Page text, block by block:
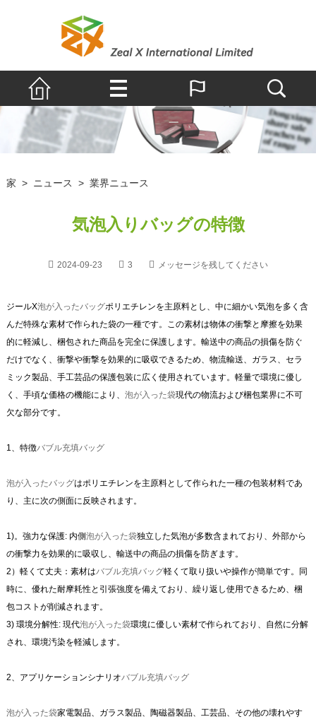
家 > ニュース > 業界ニュース
気泡入りバッグの特徴
2024-09-23 3 メッセージを残してください
ジールX泡が入ったバッグポリエチレンを主原料とし、中に細かい気泡を多く含
んだ特殊な素材で作られた袋の一種です。この素材は物体の衝撃と摩擦を効果
的に軽減し、梱包された商品を完全に保護します。輸送中の商品の損傷を防ぐ
だけでなく、衝撃や衝撃を効果的に吸収できるため、物流輸送、ガラス、セラ
ミック製品、手工芸品の保護包装に広く使用されています。軽量で環境に優し
く、手頃な価格の機能により、 泡が入った袋現代の物流および梱包業界に不可
欠な部分です。
1、特徴バブル充填バッグ
泡が入ったバッグはポリエチレンを主原料として作られた一種の包装材料であ
り、主に次の側面に反映されます。
1)。強力な保護: 内側泡が入った袋独立した気泡が多数含まれており、外部から
の衝撃力を効果的に吸収し、輸送中の商品の損傷を防ぎます。
2）軽くて丈夫：素材はバブル充填バッグ軽くて取り扱いや操作が簡単です。同
時に、優れた耐摩耗性と引張強度を備えており、繰り返し使用できるため、梱
包コストが削減されます。
3) 環境分解性: 現代泡が入った袋環境に優しい素材で作られており、自然に分解
され、環境汚染を軽減します。
2、アプリケーションシナリオバブル充填バッグ
泡が入った袋家電製品、ガラス製品、陶磁器製品、工芸品、その他の壊れやす